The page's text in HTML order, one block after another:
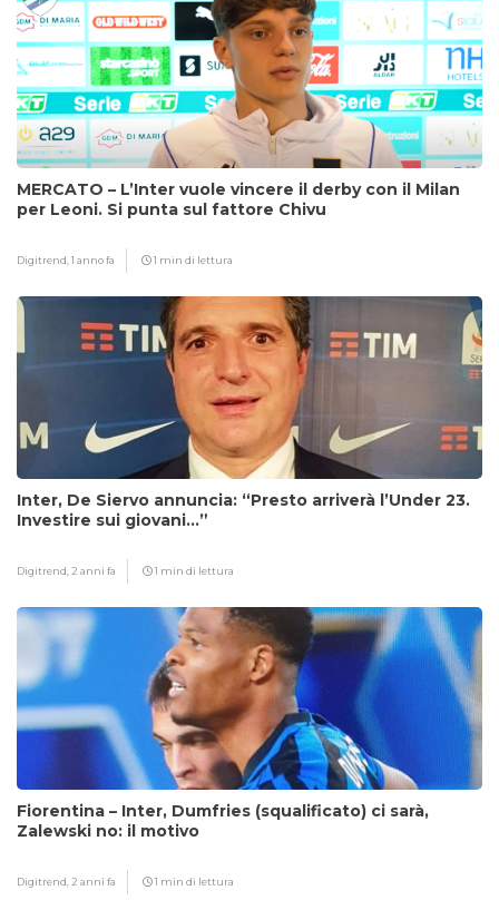
MERCATO – L’Inter vuole vincere il derby con il Milan
per Leoni. Si punta sul fattore Chivu
Digitrend,1 anno fa 1 min di lettura
Inter, De Siervo annuncia: “Presto arriverà l’Under 23.
Investire sui giovani…”
Digitrend, 2 anni fa 1 min di lettura
Fiorentina – Inter, Dumfries (squalificato) ci sarà,
Zalewski no: il motivo
Digitrend, 2 anni fa 1 min di lettura